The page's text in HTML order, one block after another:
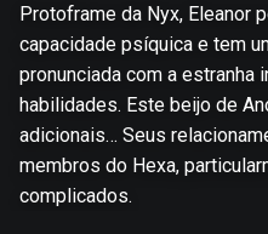
Protoframe da Nyx, Eleanor
capacidade psíquica e tem
pronunciada com a estranha
habilidades. Este beijo de
adicionais… Seus
membros do Hexa,
complicados.